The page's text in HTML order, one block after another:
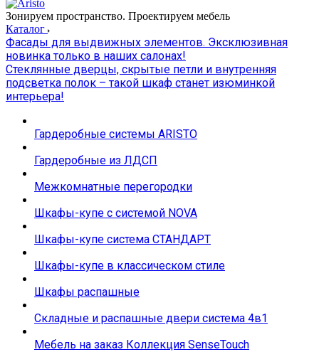
Зонируем пространство. Проектируем мебель
Каталог
Фасады для выдвижных элементов. Эксклюзивная
новинка только в наших салонах!
Стеклянные дверцы, скрытые петли и внутренняя
подсветка полок – такой шкаф станет изюминкой
интерьера!
Гардеробные системы ARISTO
Гардеробные из ЛДСП
Межкомнатные перегородки
Шкафы-купе с системой NOVA
Шкафы-купе система СТАНДАРТ
Шкафы-купе в классическом стиле
Шкафы распашные
Складные и распашные двери система 4в1
Мебель на заказ Коллекция SenseTouch